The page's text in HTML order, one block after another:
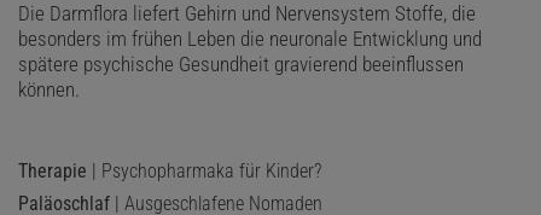
Das könnte Sie auch interessieren:
Perfektionismus – Ein Risikofaktor für
Die Darmflora liefert Gehirn und Nervensystem Stoffe, die
besonders im frühen Leben die neuronale Entwicklung und
spätere psychische Gesundheit gravierend beeinflussen
können.
Therapie | Psychopharmaka für Kinder?
Paläoschlaf | Ausgeschlafene Nomaden